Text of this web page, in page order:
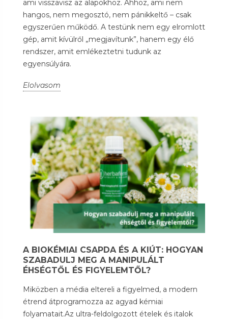
ami visszavisz az alapokhoz. Ahhoz, ami nem
hangos, nem megosztó, nem pánikkeltő – csak
egyszerűen működő. A testünk nem egy elromlott
gép, amit kívülről „megjavítunk”, hanem egy élő
rendszer, amit emlékeztetni tudunk az
egyensúlyára.
Elolvasom
A BIOKÉMIAI CSAPDA ÉS A KIÚT: HOGYAN
SZABADULJ MEG A MANIPULÁLT
ÉHSÉGTŐL ÉS FIGYELEMTŐL?
Miközben a média eltereli a figyelmed, a modern
étrend átprogramozza az agyad kémiai
folyamatait.Az ultra-feldolgozott ételek és italok